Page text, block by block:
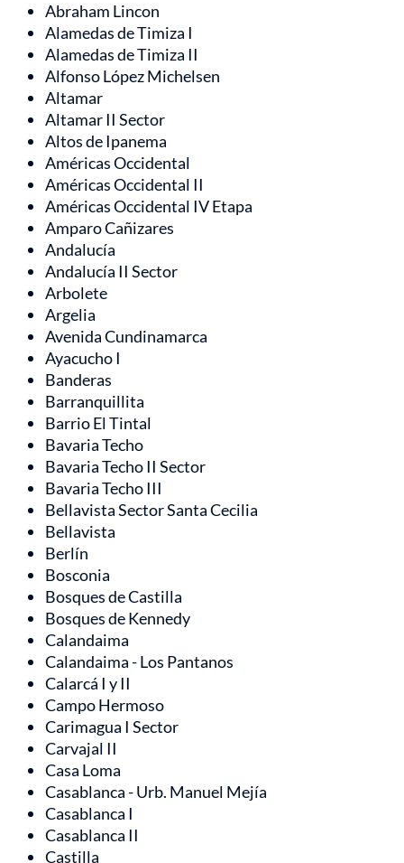
Abraham Lincon
Alamedas de Timiza I
Alamedas de Timiza II
Alfonso López Michelsen
Altamar
Altamar II Sector
Altos de Ipanema
Américas Occidental
Américas Occidental II
Américas Occidental IV Etapa
Amparo Cañizares
Andalucía
Andalucía II Sector
Arbolete
Argelia
Avenida Cundinamarca
Ayacucho I
Banderas
Barranquillita
Barrio El Tintal
Bavaria Techo
Bavaria Techo II Sector
Bavaria Techo III
Bellavista Sector Santa Cecilia
Bellavista
Berlín
Bosconia
Bosques de Castilla
Bosques de Kennedy
Calandaima
Calandaima - Los Pantanos
Calarcá I y II
Campo Hermoso
Carimagua I Sector
Carvajal II
Casa Loma
Casablanca - Urb. Manuel Mejía
Casablanca I
Casablanca II
Castilla